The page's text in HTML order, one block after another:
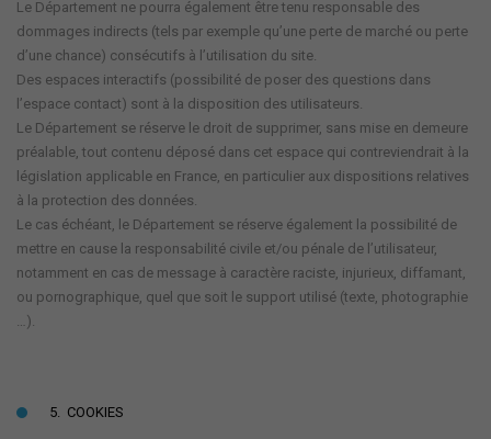
Le Département ne pourra également être tenu responsable des
dommages indirects (tels par exemple qu’une perte de marché ou perte
d’une chance) consécutifs à l’utilisation du site.
Des espaces interactifs (possibilité de poser des questions dans
l’espace contact) sont à la disposition des utilisateurs.
Le Département se réserve le droit de supprimer, sans mise en demeure
préalable, tout contenu déposé dans cet espace qui contreviendrait à la
législation applicable en France, en particulier aux dispositions relatives
à la protection des données.
Le cas échéant, le Département se réserve également la possibilité de
mettre en cause la responsabilité civile et/ou pénale de l’utilisateur,
notamment en cas de message à caractère raciste, injurieux, diffamant,
ou pornographique, quel que soit le support utilisé (texte, photographie
…).
5. COOKIES